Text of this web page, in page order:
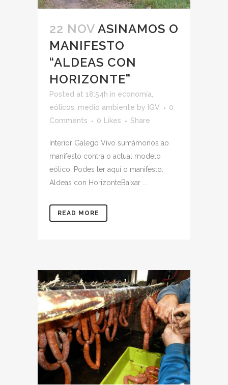
22 NOV ASINAMOS O
MANIFESTO
“ALDEAS CON
HORIZONTE”
Posted at 18:54h in economía
eólicos medio ambiente by IGV
0
Comments
0 Likes Share
Interior Galego Vivo sumámonos ao
manifesto contra o actual modelo
eólico. Podes ler aquí o manifesto.
Aldeas con HorizonteBaixar ...
READ MORE